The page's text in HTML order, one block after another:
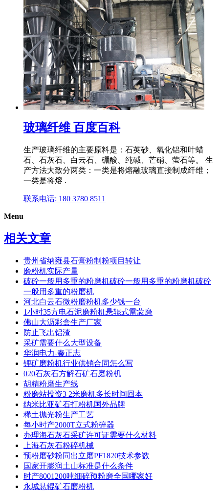
玻璃纤维 百度百科
生产玻璃纤维的主要原料是：石英砂、氧化铝和叶蜡
石、石灰石、白云石、硼酸、纯碱、芒硝、萤石等。 生
产方法大致分两类：一类是将熔融玻璃直接制成纤维；
一类是将熔 .
联系电话: 180 3780 8511
Menu
相关文章
贵州省纳雍县石膏粉制粉项目转让
磨粉机实际产量
破砼一般用多重的粉磨机破砼一般用多重的粉磨机破砼
一般用多重的粉磨机
河北白云石微粉磨粉机多少钱一台
1小时35方电石泥磨粉机悬辊式雷蒙磨
佛山大沥彩盒生产厂家
防止飞出铝渣
采矿需要什么大型设备
华润电力-秦正志
锂矿磨粉机行业供销合同怎么写
020石灰石方解石矿石磨粉机
胡精粉磨生产线
粉磨站投资3 2米磨机多长时间回本
纳米比亚矿石打粉机国外品牌
稀土抛光粉生产工艺
每小时产2000T立式粉碎器
办理海石灰石采矿许可证需要什么材料
上海石灰石粉碎机械
预粉磨砂粉同出立磨PF1820技术参数
国家开膨润土山标准是什么条件
时产8001200吨细碎预粉磨全国哪家好
永城悬辊矿石磨粉机